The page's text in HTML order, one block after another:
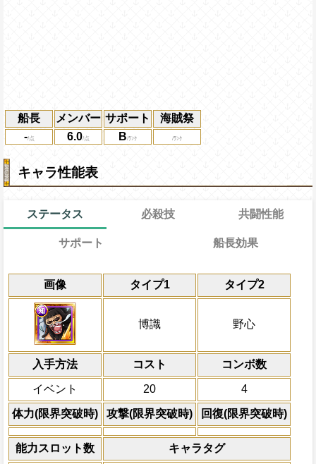
船長 メンバー サポート
海賊祭
-
6.0 B
キャラ性能表
ステータス
画像 タイプ1 タイプ2
博識 野心
入手方法 コスト コンボ数
イベント 20 4
体力(限界突破時) 攻撃(限界突破時) 回復(限界突破時)
能力スロット数 キャラタグ
必殺技
通常 19→12ターン
限界突破
通常時
敵全体の攻撃を1ターン遅延させ、2ター
る
上限突破
共闘性能
共闘性能
船長効果
冒険開始時の必殺タ
キャラの攻撃を
にし、他の属性キャ
必殺技
ターン数：8
敵1体のHPを25%減
体力の上限を無視し
×30倍の全プレイヤー
(最大体力の2倍上限
えている時、体力満
になる)、全プレイヤ
サポート
技属性から受けるダメージを3%減らす
船長効果
通常時
知属性の攻撃を2.25倍、体力を1.2倍にし
ジを10％減らす